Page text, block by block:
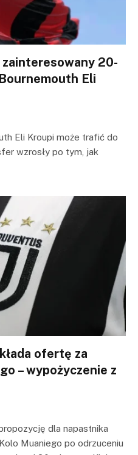
20-
Eli
Eli Kroupi może trafić do
wzrosły po tym, jak
ofertę za
– wypożyczenie z
dla napastnika
Muaniego po odrzuceniu